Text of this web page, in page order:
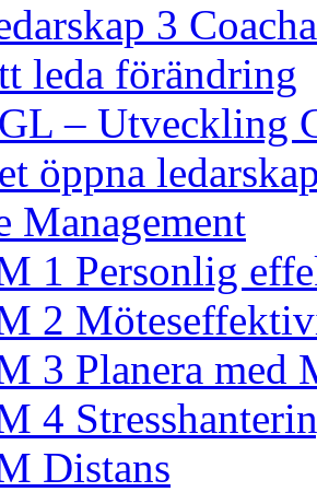
3
leda förändring
– Utveckling
öppna
Management
1 Personlig
2
3 Planera med
4
Distans